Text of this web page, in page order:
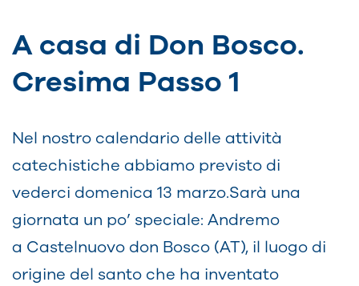
A casa di Don Bosco.
Cresima Passo 1
Nel nostro calendario delle attività
catechistiche abbiamo previsto di
vederci domenica 13 marzo.Sarà una
giornata un po’ speciale: Andremo
a Castelnuovo don Bosco (AT), il luogo di
origine del santo che ha inventato